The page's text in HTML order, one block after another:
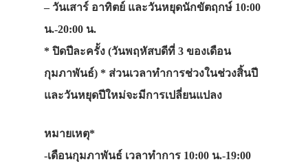
– วันเสาร์ อาทิตย์ และวันหยุดนักขัตฤกษ์ 10:00
น.-20:00 น.
* ปิดปีละครั้ง (วันพฤหัสบดีที่ 3 ของเดือน
กุมภาพันธ์) * ส่วนเวลาทำการช่วงในช่วงสิ้นปี
และวันหยุดปีใหม่จะมีการเปลี่ยนแปลง
หมายเหตุ*
-เดือนกุมภาพันธ์ เวลาทำการ 10:00 น.-19:00